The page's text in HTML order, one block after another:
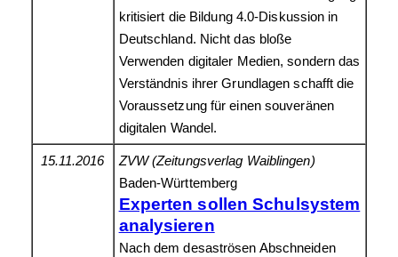
kritisiert die Bildung 4.0-Diskussion in
Deutschland. Nicht das bloße
Verwenden digitaler Medien, sondern das
Verständnis ihrer Grundlagen schafft die
Voraussetzung für einen souveränen
digitalen Wandel.
15.11.2016
ZVW (Zeitungsverlag Waiblingen)
Baden-Württemberg
Experten sollen Schulsystem
analysieren
Nach dem desaströsen Abschneiden